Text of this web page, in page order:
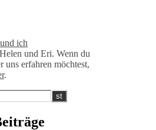
und Eri. Wenn du
uns erfahren möchtest,
.